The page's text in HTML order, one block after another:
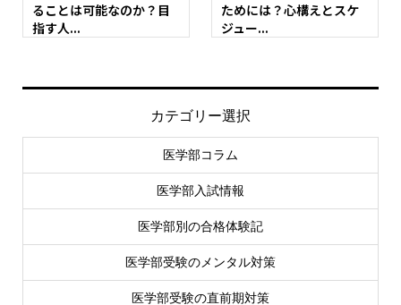
ることは可能なのか？目
指す人...
ためには？心構えとスケ
ジュー...
カテゴリー選択
医学部コラム
医学部入試情報
医学部別の合格体験記
医学部受験のメンタル対策
医学部受験の直前期対策